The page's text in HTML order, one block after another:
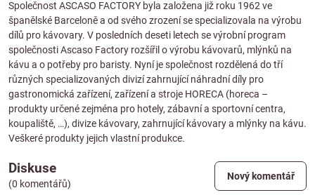
Společnost ASCASO FACTORY byla založena již roku 1962 ve
španělské Barceloně a od svého zrození se specializovala na výrobu
dílů pro kávovary. V posledních deseti letech se výrobní program
společnosti Ascaso Factory rozšířil o výrobu kávovarů, mlýnků na
kávu a o potřeby pro baristy. Nyní je společnost rozdělená do tří
různých specializovaných divizí zahrnující náhradní díly pro
gastronomická zařízení, zařízení a stroje HORECA (horeca –
produkty určené zejména pro hotely, zábavní a sportovní centra,
koupaliště, …), divize kávovary, zahrnující kávovary a mlýnky na kávu.
Veškeré produkty jejich vlastní produkce.
Diskuse
(0 komentářů)
Nový komentář